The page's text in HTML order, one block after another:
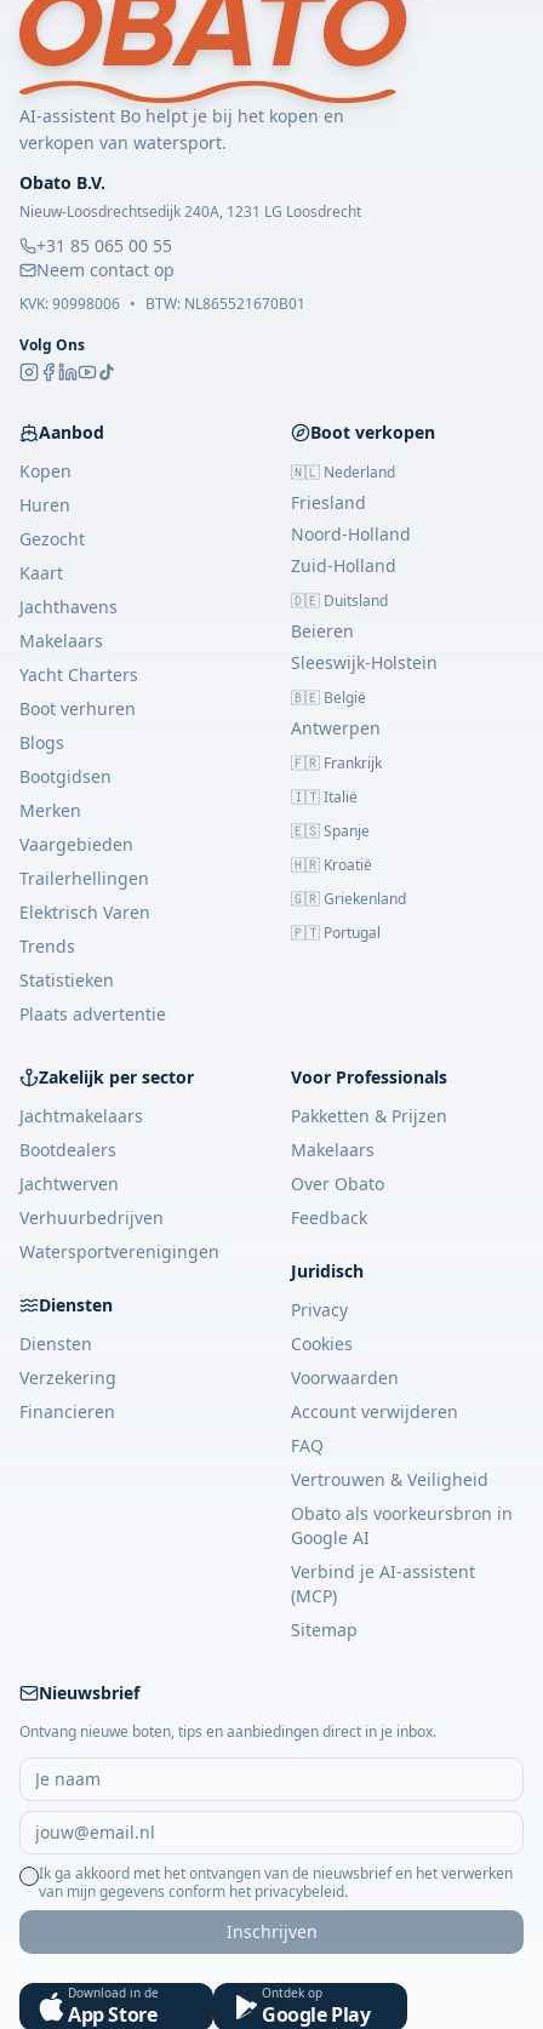
AI-assistent Bo helpt je bij het kopen en
verkopen van watersport.
Obato B.V.
Nieuw-Loosdrechtsedijk 240A, 1231 LG Loosdrecht
+31 85 065 00 55
Neem contact op
KVK:90998006 • BTW: NL865521670B01
Volg Ons
Aanbod
Kopen
Huren
Gezocht
Kaart
Jachthavens
Makelaars
Yacht Charters
Boot verhuren
Blogs
Bootgidsen
Merken
Vaargebieden
Trailerhellingen
Elektrisch Varen
Trends
Statistieken
Plaats advertentie
Boot verkopen
🇳🇱 Nederland
Friesland
Noord-Holland
Zuid-Holland
🇩🇪 Duitsland
Beieren
Sleeswijk-Holstein
🇧🇪 België
Antwerpen
🇫🇷 Frankrijk
🇮🇹 Italië
🇪🇸 Spanje
🇭🇷 Kroatië
🇬🇷 Griekenland
🇵🇹 Portugal
Zakelijk per sector
Jachtmakelaars
Bootdealers
Jachtwerven
Verhuurbedrijven
Watersportverenigingen
Diensten
Diensten
Verzekering
Financieren
Voor Professionals
Pakketten & Prijzen
Makelaars
Over Obato
Feedback
Juridisch
Privacy
Cookies
Voorwaarden
Account verwijderen
FAQ
Vertrouwen & Veiligheid
Obato als voorkeursbron in
Google AI
Verbind je AI-assistent
(MCP)
Sitemap
Nieuwsbrief
Ontvang nieuwe boten, tips en aanbiedingen direct in je inbox.
Ik ga akkoord met het ontvangen van de nieuwsbrief en het verwerken
van mijn gegevens conform het privacybeleid.
Inschrijven
Download in de
App Store
Ontdek op
Google Play